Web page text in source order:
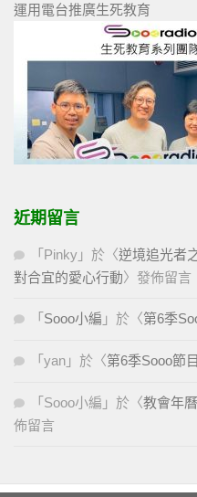
運用電台推廣生死教育
近期留言
「 Pinky 」於〈逆境追光者
對合宜的愛心行動〉發佈留言
「 Sooo小編 」於〈第6季
「 yan 」於〈第6季Sooo節
「 Sooo小編 」於〈教會年
佈留言